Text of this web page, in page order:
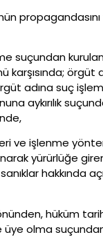
suçundan
karşısında;
adına suç
aykırılık
ve işlenme
yürürlüğe
hakkında
hüküm
üye olma